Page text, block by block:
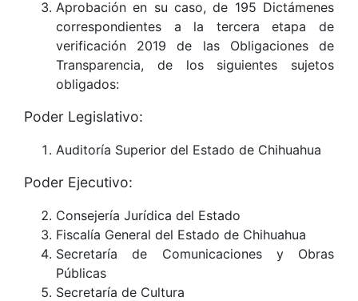
Aprobación en su caso, de 195 Dictámenes
correspondientes a la tercera etapa de
verificación 2019 de las Obligaciones de
Transparencia, de los siguientes sujetos
obligados:
Poder Legislativo:
Auditoría Superior del Estado de Chihuahua
Poder Ejecutivo:
Consejería Jurídica del Estado
Fiscalía General del Estado de Chihuahua
Secretaría de Comunicaciones y Obras
Públicas
Secretaría de Cultura